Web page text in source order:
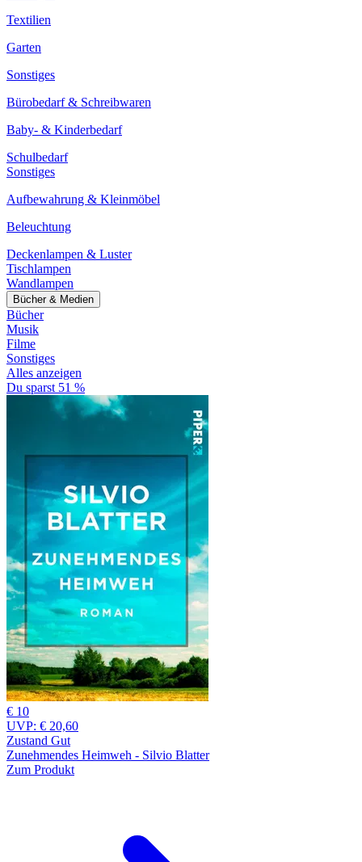
Textilien
Garten
Sonstiges
Bürobedarf & Schreibwaren
Baby- & Kinderbedarf
Schulbedarf
Sonstiges
Aufbewahrung & Kleinmöbel
Beleuchtung
Deckenlampen & Luster
Tischlampen
Wandlampen
Bücher & Medien
Bücher
Musik
Filme
Sonstiges
Alles anzeigen
Du sparst 51 %
€ 10
UVP: € 20,60
Zustand Gut
Zunehmendes Heimweh - Silvio Blatter
Zum Produkt